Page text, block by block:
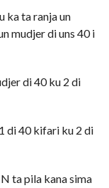
ka ta ranja un
mudjer di uns 40 i
di 40 ku 2 di
di 40 kifari ku 2 di
ta pila kana sima